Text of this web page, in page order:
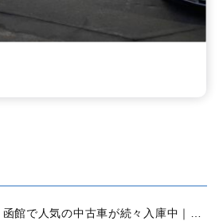
【最新在庫入荷】札幌・函館で人気の中古車が続々入庫中｜早い者勝ち！【トヨタ ヴォクシー2.0ZS煌Ⅱ 4WD】